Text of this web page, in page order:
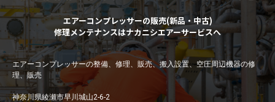
エアーコンプレッサーの販売(新品・中古)
修理メンテナンスはナカニシエアーサービスへ
エアーコンプレッサーの整備、修理、販売、搬入設置、空圧周辺機器の修
理、販売
神奈川県綾瀬市早川城山2-6-2